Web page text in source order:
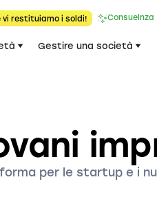
vi restituiamo i soldi! Consuelnza
Gestire una società
per le startup e i